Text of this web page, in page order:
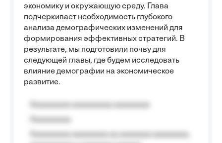
экономику и окружающую среду. Глава
подчеркивает необходимость глубокого
анализа демографических изменений для
формирования эффективных стратегий. В
результате, мы подготовили почву для
следующей главы, где будем исследовать
влияние демографии на экономическое
развитие.